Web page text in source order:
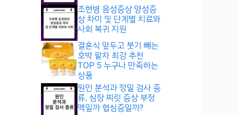
조현병 음성증상 양성증
상 차이 및 단계별 치료와
사회 복귀 지원
결혼식 앞두고 붓기 빼는
호박 팥차 최강 추천
TOP 5 누구나 만족하는
상품
원인 분석과 정밀 검사 종
류, 심장 찌릿 증상 부정
맥일까 협심증일까?